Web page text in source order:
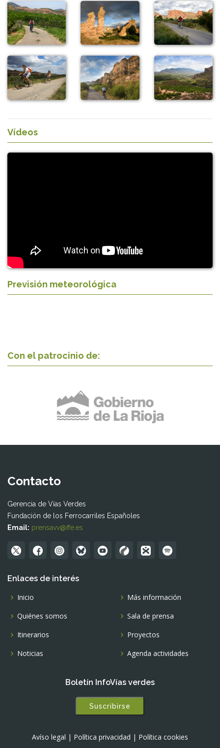
Vídeos
Previsión meteorológica
Con el patrocinio de:
Contacto
Gerencia de Vías Verdes
Fundación de los Ferrocarriles Españoles
Email: prensavv@ffe.es
Enlaces de interés
Inicio
Quiénes somos
Itinerarios
Noticias
Más información
Sala de prensa
Proyectos
Agenda actividades
Boletín InfoVías verdes
Suscribirse
Avíso legal | Política privacidad | Política cookies